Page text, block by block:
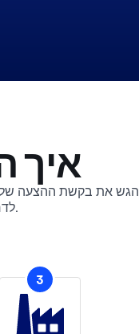
איך
הגש את בקשת ההצעה
לדרישות החלקים וליכולות הייצור שלך.
3